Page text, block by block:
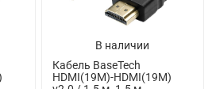
В наличии
Кабель BaseTech
HDMI(19M)-HDMI(19M)